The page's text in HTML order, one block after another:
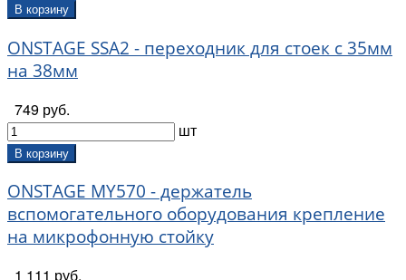
В корзину
ONSTAGE SSA2 - переходник для стоек с 35мм
на 38мм
749 руб.
шт
В корзину
ONSTAGE MY570 - держатель
вспомогательного оборудования крепление
на микрофонную стойку
1 111 руб.